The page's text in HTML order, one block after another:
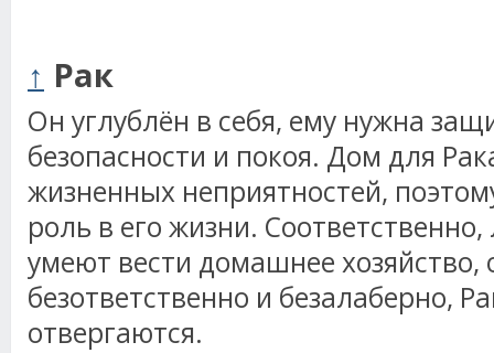
↑ Рак
Он углублён в себя, ему нужна
безопасности и покоя. Дом для
жизненных неприятностей,
роль в его жизни.
умеют вести домашнее хозяйство,
безответственно и безалаберно,
отвергаются.